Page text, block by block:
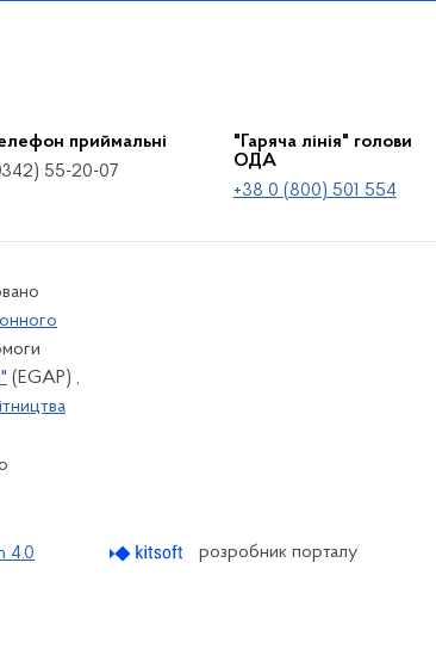
приймальні
55-20-07
"Гаряча лінія" голови
ОДА
+38 0 (800) 501 554
(EGAP) ,
4.0
розробник порталу